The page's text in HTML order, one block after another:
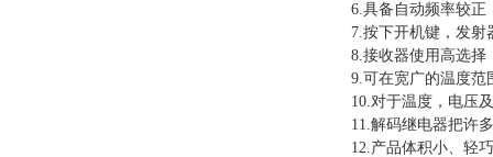
6.具备自动频率较正
7.按下开机键，发
8.接收器使用高选
9.可在宽广的温度
10.对于温度，电压
11.解码继电器把许
12.产品体积小、轻